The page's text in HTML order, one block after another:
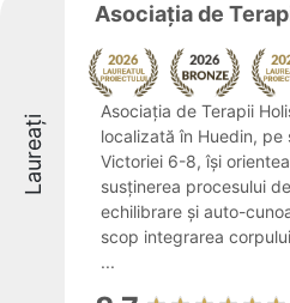
Laureați
Asociația de
Asociația de Terapii
localizată în Huedin, pe
Victoriei 6-8, își
susținerea procesului
echilibrare și auto-
scop integrarea
...